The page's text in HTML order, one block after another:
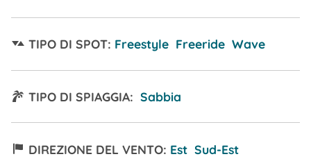
TIPO DI SPOT: Freestyle Freeride Wave
TIPO DI SPIAGGIA: Sabbia
DIREZIONE DEL VENTO: Est Sud-Est